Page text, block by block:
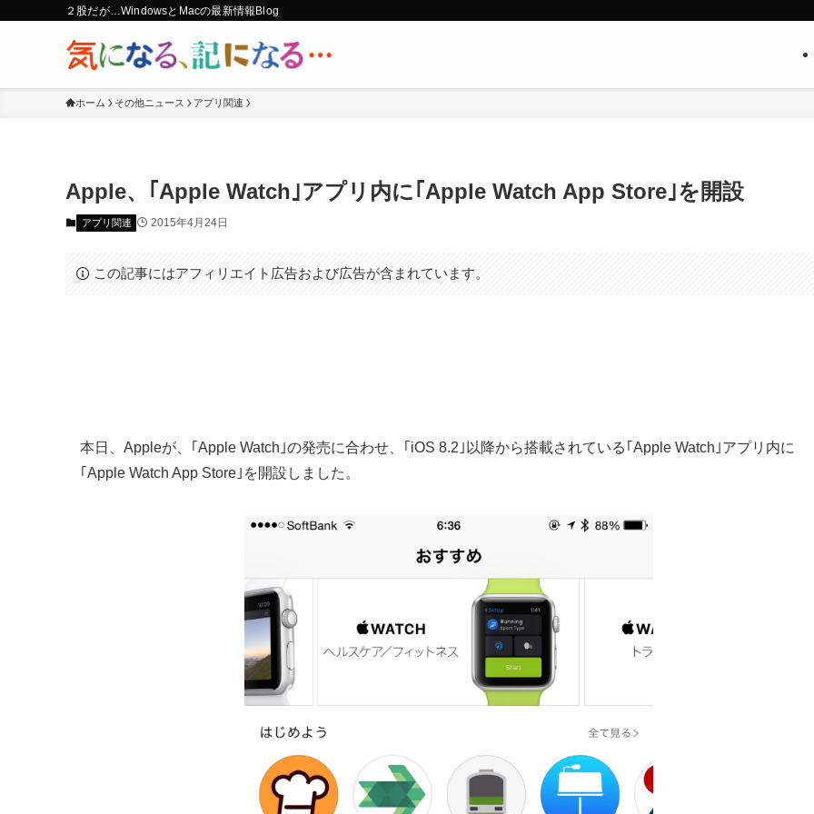
２股だが…WindowsとMacの最新情報Blog
ホーム その他ニュース アプリ関連
Apple、｢Apple Watch｣アプリ内に｢Apple Watch App Store｣を開設
アプリ関連 2015年4月24日
この記事にはアフィリエイト広告および広告が含まれています。
本日、Appleが、｢Apple Watch｣の発売に合わせ、｢iOS 8.2｣以降から搭載されている｢Apple Watch｣アプリ内に
｢Apple Watch App Store｣を開設しました。